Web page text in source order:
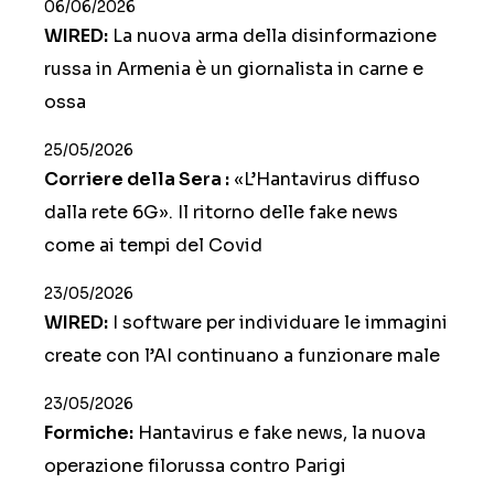
06/06/2026
WIRED: La nuova arma della disinformazione
russa in Armenia è un giornalista in carne e
ossa
25/05/2026
Corriere della Sera : «L’Hantavirus diffuso
dalla rete 6G». Il ritorno delle fake news
come ai tempi del Covid
23/05/2026
WIRED: I software per individuare le immagini
create con l’AI continuano a funzionare male
23/05/2026
Formiche: Hantavirus e fake news, la nuova
operazione filorussa contro Parigi